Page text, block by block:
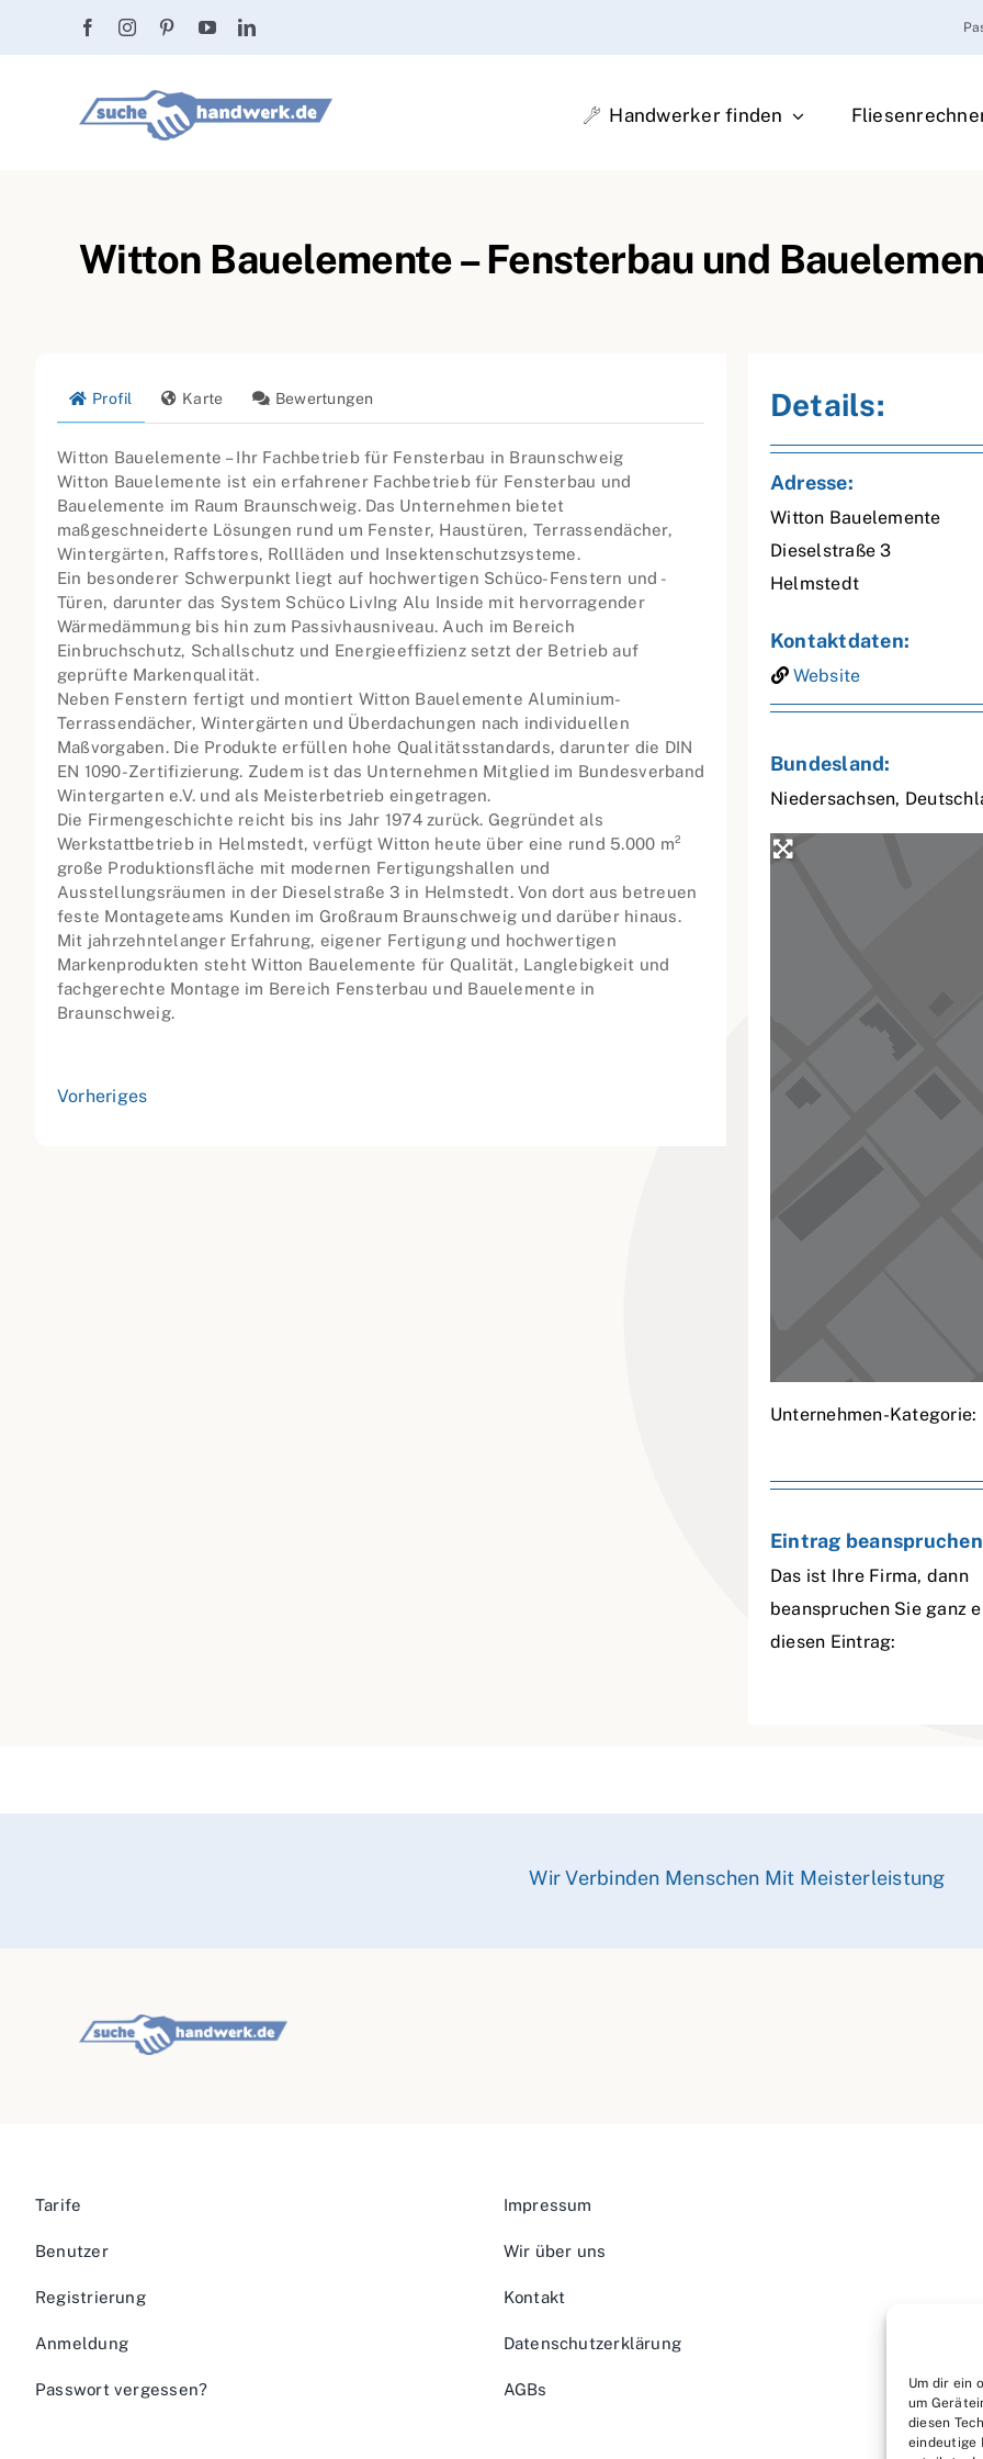
Um dir ein
um
diesen
eindeutige
Handwerker finden
Witton Bauelemente – Fensterbau und
Profil Karte Bewertungen
Witton Bauelemente – Ihr Fachbetrieb für Fensterbau in Braunschweig
Witton Bauelemente ist ein erfahrener Fachbetrieb für Fensterbau und
Bauelemente im Raum Braunschweig. Das Unternehmen bietet
maßgeschneiderte Lösungen rund um Fenster, Haustüren, Terrassendächer,
Wintergärten, Raffstores, Rollläden und Insektenschutzsysteme.
Ein besonderer Schwerpunkt liegt auf hochwertigen Schüco-Fenstern und -
Türen, darunter das System Schüco LivIng Alu Inside mit hervorragender
Wärmedämmung bis hin zum Passivhausniveau. Auch im Bereich
Einbruchschutz, Schallschutz und Energieeffizienz setzt der Betrieb auf
geprüfte Markenqualität.
Neben Fenstern fertigt und montiert Witton Bauelemente Aluminium-
Terrassendächer, Wintergärten und Überdachungen nach individuellen
Maßvorgaben. Die Produkte erfüllen hohe Qualitätsstandards, darunter die DIN
EN 1090-Zertifizierung. Zudem ist das Unternehmen Mitglied im Bundesverband
Wintergarten e.V. und als Meisterbetrieb eingetragen.
Die Firmengeschichte reicht bis ins Jahr 1974 zurück. Gegründet als
Werkstattbetrieb in Helmstedt, verfügt Witton heute über eine rund 5.000 m²
große Produktionsfläche mit modernen Fertigungshallen und
Ausstellungsräumen in der Dieselstraße 3 in Helmstedt. Von dort aus betreuen
feste Montageteams Kunden im Großraum Braunschweig und darüber hinaus.
Mit jahrzehntelanger Erfahrung, eigener Fertigung und hochwertigen
Markenprodukten steht Witton Bauelemente für Qualität, Langlebigkeit und
fachgerechte Montage im Bereich Fensterbau und Bauelemente in
Braunschweig.
Vorheriges
Details:
Adresse:
Witton Bauelemente
Dieselstraße 3
Helmstedt
Kontaktdaten:
Website
Bundesland:
Niedersachsen,
Unternehmen-Kategorie:
Eintrag
Das ist Ihre Firma, dann
beanspruchen Sie ganz
diesen Eintrag:
Wir Verbinden Menschen Mit Meisterleistung
Tarife
Benutzer
Registrierung
Anmeldung
Passwort vergessen?
Impressum
Wir über uns
Kontakt
Datenschutzerklärung
AGBs